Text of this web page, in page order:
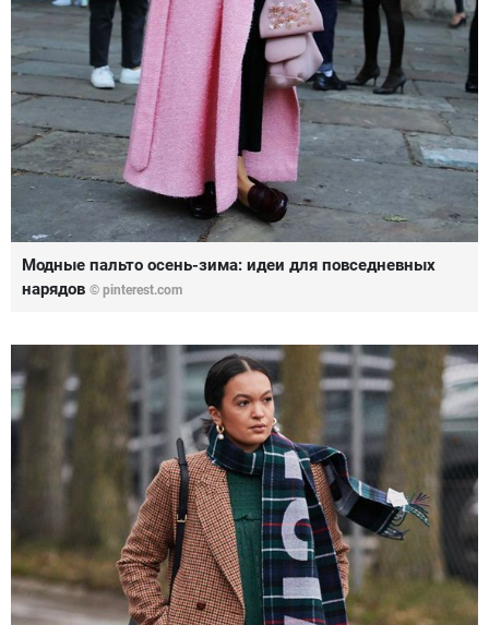
Модные пальто осень-зима: идеи для повседневных
нарядов © pinterest.com